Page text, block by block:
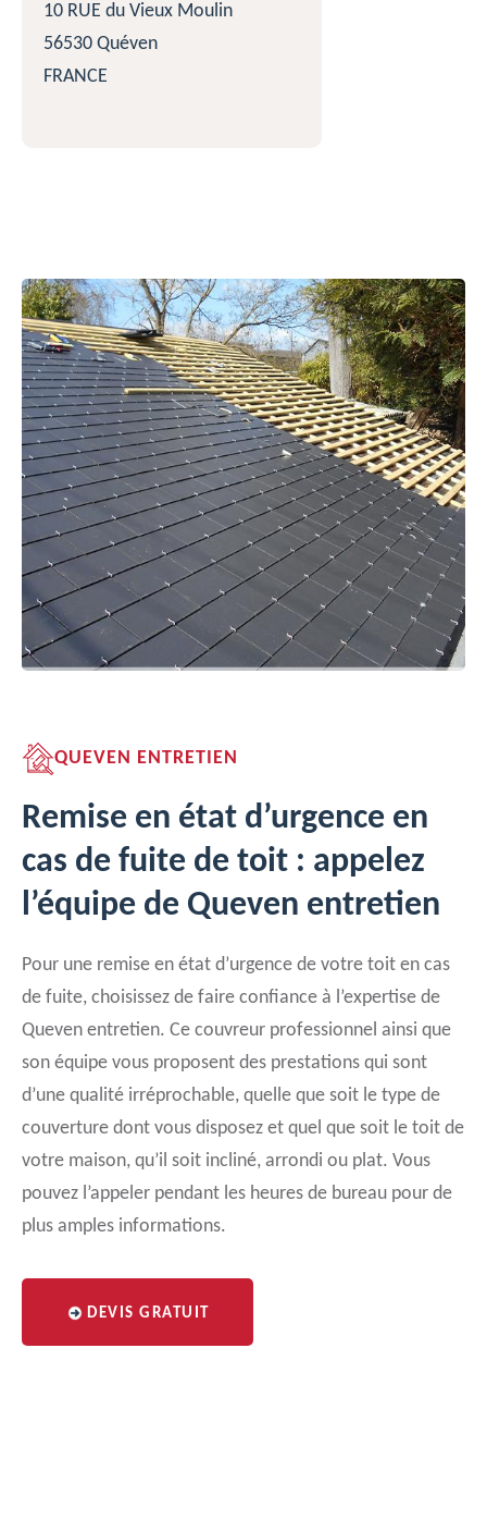
10 RUE du Vieux Moulin
56530 Quéven
FRANCE
QUEVEN ENTRETIEN
Remise en état d’urgence en
cas de fuite de toit : appelez
l’équipe de Queven entretien
Pour une remise en état d’urgence de votre toit en cas
de fuite, choisissez de faire confiance à l’expertise de
Queven entretien. Ce couvreur professionnel ainsi que
son équipe vous proposent des prestations qui sont
d’une qualité irréprochable, quelle que soit le type de
couverture dont vous disposez et quel que soit le toit de
votre maison, qu’il soit incliné, arrondi ou plat. Vous
pouvez l’appeler pendant les heures de bureau pour de
plus amples informations.
DEVIS GRATUIT